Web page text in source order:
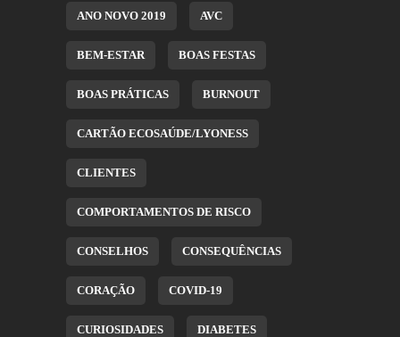
ANO NOVO 2019 AVC
BEM-ESTAR BOAS FESTAS
BOAS PRÁTICAS BURNOUT
CARTÃO ECOSAÚDE/LYONESS
CLIENTES
COMPORTAMENTOS DE RISCO
CONSELHOS CONSEQUÊNCIAS
CORAÇÃO COVID-19
CURIOSIDADES DIABETES